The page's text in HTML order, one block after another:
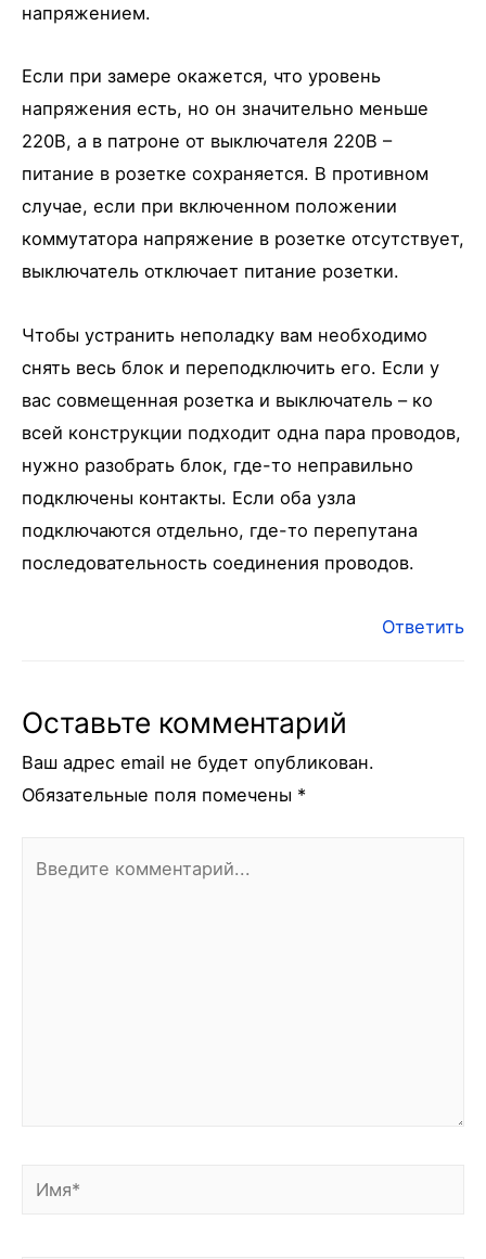
напряжением.
Если при замере окажется, что уровень
напряжения есть, но он значительно меньше
220В, а в патроне от выключателя 220В –
питание в розетке сохраняется. В противном
случае, если при включенном положении
коммутатора напряжение в розетке отсутствует,
выключатель отключает питание розетки.
Чтобы устранить неполадку вам необходимо
снять весь блок и переподключить его. Если у
вас совмещенная розетка и выключатель – ко
всей конструкции подходит одна пара проводов,
нужно разобрать блок, где-то неправильно
подключены контакты. Если оба узла
подключаются отдельно, где-то перепутана
последовательность соединения проводов.
Ответить
Оставьте комментарий
Ваш адрес email не будет опубликован.
Обязательные поля помечены *
комментарий...
Имя*